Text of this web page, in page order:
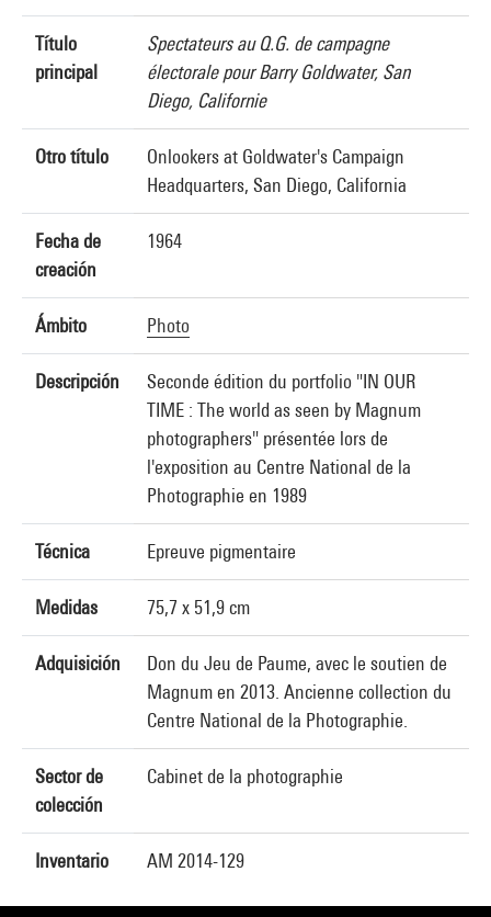
Título
principal
Spectateurs au Q.G. de campagne
électorale pour Barry Goldwater, San
Diego, Californie
Otro título
Onlookers at Goldwater's Campaign
Headquarters, San Diego, California
Fecha de
creación
1964
Ámbito Photo
Descripción
Seconde édition du portfolio "IN OUR
TIME : The world as seen by Magnum
photographers" présentée lors de
l'exposition au Centre National de la
Photographie en 1989
Técnica Epreuve pigmentaire
Medidas 75,7 x 51,9 cm
Adquisición
Don du Jeu de Paume, avec le soutien de
Magnum en 2013. Ancienne collection du
Centre National de la Photographie.
Sector de
colección
Cabinet de la photographie
Inventario AM 2014-129